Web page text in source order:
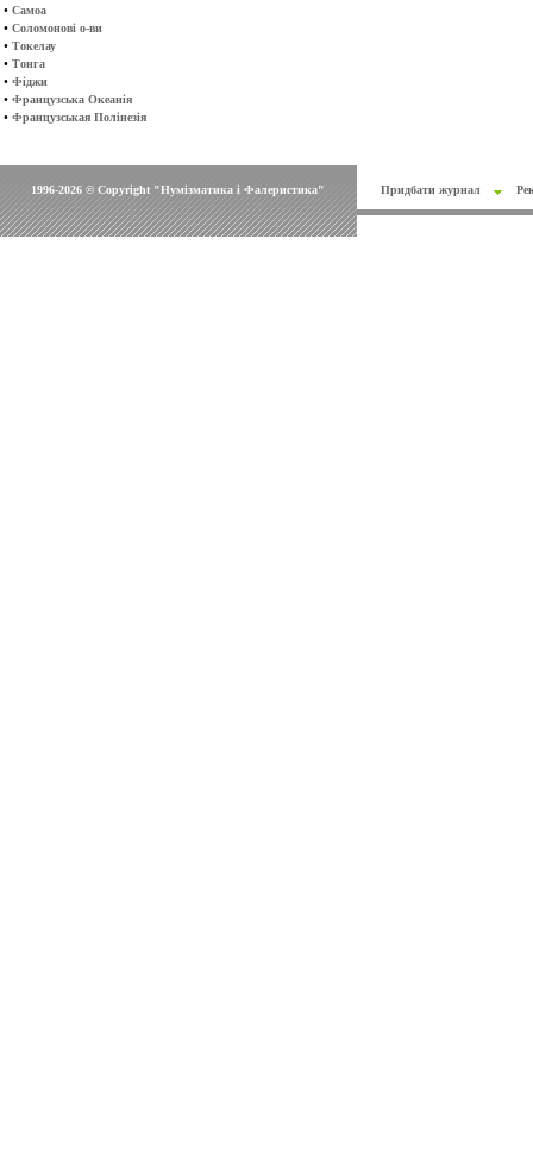
• Самоа
• Соломонові о-ви
• Токелау
• Тонга
• Фіджи
• Французська Океанія
• Французськая Полінезія
1996-2026 © Copyright "Нумізматика і Фалеристика" Придбати журнал